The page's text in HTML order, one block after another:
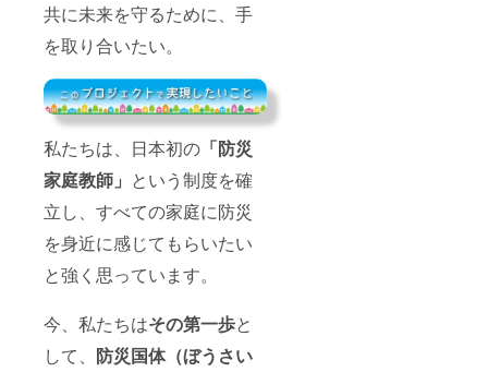
共に未来を守るために、手
を取り合いたい。
私たちは、日本初の 「防災
家庭教師」 という制度を確
立し、すべての家庭に防災
を身近に感じてもらいたい
と強く思っています。
今、私たちはその第一歩と
して、 防災国体（ぼうさい